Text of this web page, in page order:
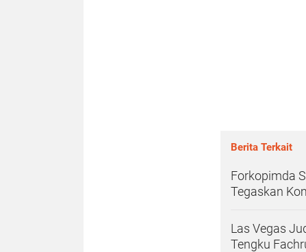
Berita Terkait
Forkopimda
Tegaskan
Las Vegas
Tengku